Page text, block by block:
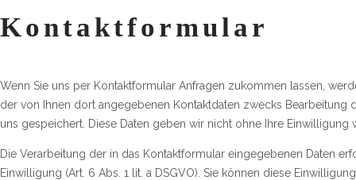
Kontaktformular
Wenn Sie uns per Kontaktformular Anfragen zukommen lassen,
der von Ihnen dort angegebenen Kontaktdaten zwecks Bearbeitung
uns gespeichert. Diese Daten geben wir nicht ohne Ihre Einwilligung
Die Verarbeitung der in das Kontaktformular eingegebenen Daten
Einwilligung (Art. 6 Abs. 1 lit. a DSGVO). Sie können diese